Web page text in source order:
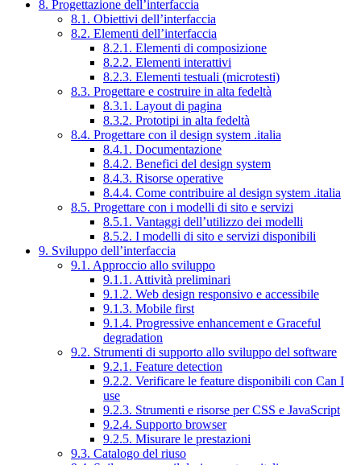
8. Progettazione dell’interfaccia
8.1. Obiettivi dell’interfaccia
8.2. Elementi dell’interfaccia
8.2.1. Elementi di composizione
8.2.2. Elementi interattivi
8.2.3. Elementi testuali (microtesti)
8.3. Progettare e costruire in alta fedeltà
8.3.1. Layout di pagina
8.3.2. Prototipi in alta fedeltà
8.4. Progettare con il design system .italia
8.4.1. Documentazione
8.4.2. Benefici del design system
8.4.3. Risorse operative
8.4.4. Come contribuire al design system .italia
8.5. Progettare con i modelli di sito e servizi
8.5.1. Vantaggi dell’utilizzo dei modelli
8.5.2. I modelli di sito e servizi disponibili
9. Sviluppo dell’interfaccia
9.1. Approccio allo sviluppo
9.1.1. Attività preliminari
9.1.2. Web design responsivo e accessibile
9.1.3. Mobile first
9.1.4. Progressive enhancement e Graceful
degradation
9.2. Strumenti di supporto allo sviluppo del software
9.2.1. Feature detection
9.2.2. Verificare le feature disponibili con Can I
use
9.2.3. Strumenti e risorse per CSS e JavaScript
9.2.4. Supporto browser
9.2.5. Misurare le prestazioni
9.3. Catalogo del riuso